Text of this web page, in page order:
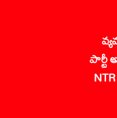
పార్టీ